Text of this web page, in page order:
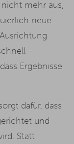
mehr aus,
neue
–
Ergebnisse
dafür, dass
und
Statt